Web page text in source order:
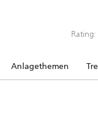
Rating:
Anlagethemen